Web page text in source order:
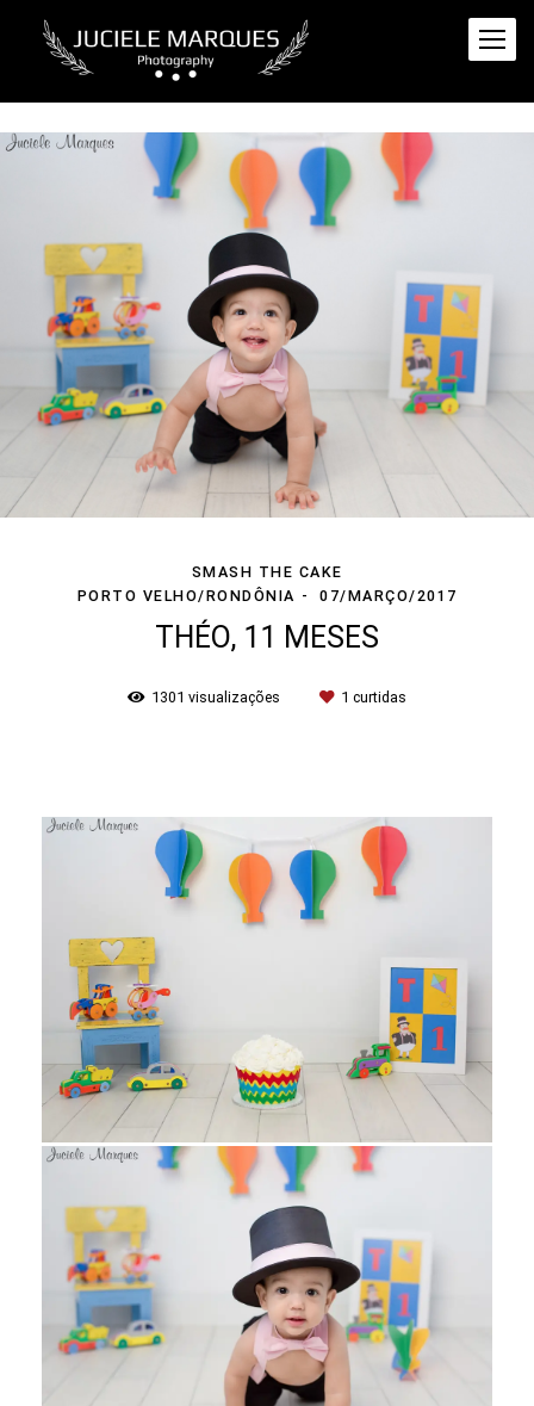
SMASH THE CAKE
PORTO VELHO/RONDÔNIA
07/MARÇO/2017
THÉO, 11 MESES
1301 visualizações 1 curtidas